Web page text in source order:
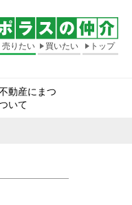
売りたい 買いたい トップ
動産にまつ
いて